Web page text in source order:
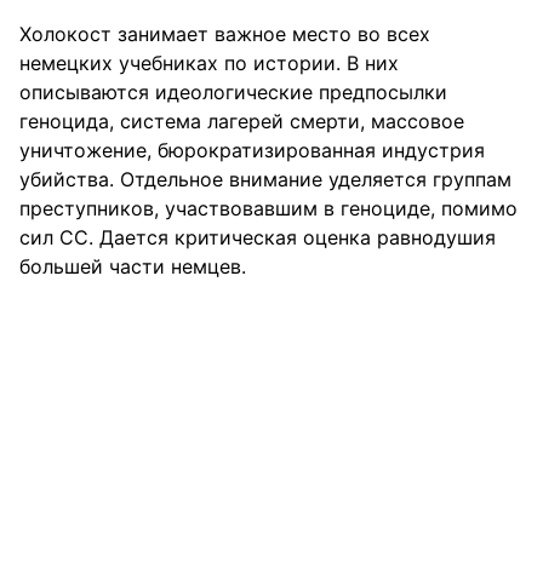
Холокост занимает важное место во всех
немецких учебниках по истории. В них
описываются идеологические предпосылки
геноцида, система лагерей смерти, массовое
уничтожение, бюрократизированная индустрия
убийства. Отдельное внимание уделяется группам
преступников, участвовавшим в геноциде, помимо
сил СС. Дается критическая оценка равнодушия
большей части немцев.